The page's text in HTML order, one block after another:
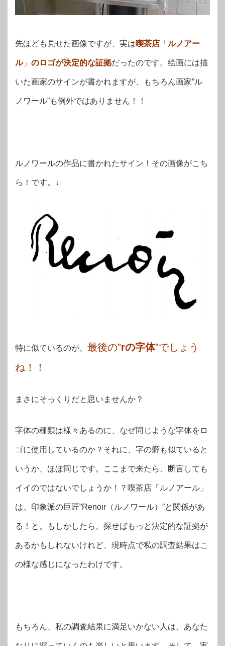
先ほども見せた画像ですが、実は喫茶店 「 ルノアー
ル」 のロゴが決定的な証拠だったのです。絵画には描
いた画家のサインが書かれますが、もちろん画家”ル
ノワール”も例外ではありません！！
ルノワールの作品に書かれたサイン！その画像がこち
ら！です。↓
特に似ているのが、 最後の”rの字体”でしょう
ね！！
まさにそっくりだと思いませんか？
字体の種類は様々あるのに、なぜ同じような字体をロ
ゴに使用しているのか？それに、字の癖も似ていると
いうか、ほぼ同じです。ここまで来たら、断言しても
イイのではないでしょうか！？喫茶店「ルノアール」
は、印象派の巨匠”Renoir（ルノワール）”と関係があ
る！と。もしかしたら、探せばもっと決定的な証拠が
あるかもしれないけれど、現時点で私の調査結果はこ
の様な感じになったわけです。
もちろん、私の調査結果に満足いかない人は、あなた